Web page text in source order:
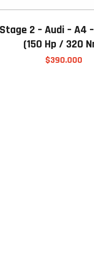
Stage 2 – Audi – A4
(150 Hp / 320
$390.000